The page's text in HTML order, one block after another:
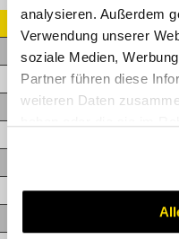
analysieren. Außerdem
Verwendung unserer
soziale Medien,
Partner führen diese
weiteren Daten
Artikel Nr.
T.2SN-06
T.2SN-08
T.2SN-10
T.2SN-19